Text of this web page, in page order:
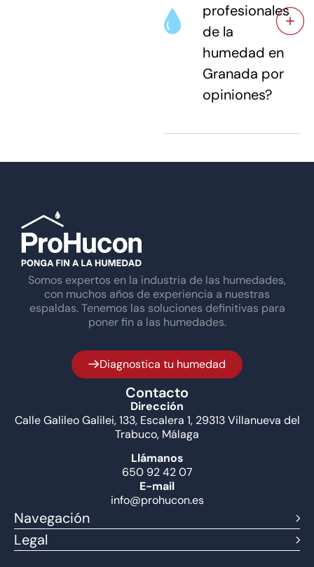
profesionales
de la
humedad en
Granada por
opiniones?
Somos expertos en la industria de las humedades,
con muchos años de experiencia a nuestras
espaldas. Tenemos las soluciones definitivas para
poner fin a las humedades.
Diagnostica tu humedad
Contacto
Dirección
Calle Galileo Galilei, 133, Escalera 1, 29313 Villanueva del
Trabuco, Málaga
Llámanos
650 92 42 07
E-mail
info@prohucon.es
Navegación
Legal